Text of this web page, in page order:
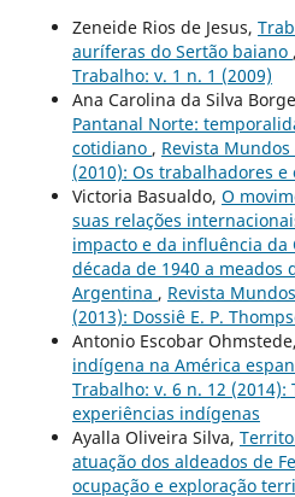
Zeneide Rios de Jesus,
auríferas do Sertão baiano ,
Trabalho: v. 1 n. 1 (2009)
Ana Carolina da Silva
Pantanal Norte:
cotidiano , Revista
(2010): Os trabalhadores
Victoria Basualdo, O
suas relações
impacto e da influência da
década de 1940 a meados
Argentina , Revista
(2013): Dossiê E. P.
Antonio Escobar Ohmstede,
indígena na América
Trabalho: v. 6 n. 12
experiências indígenas
Ayalla Oliveira Silva,
atuação dos aldeados de
ocupação e exploração